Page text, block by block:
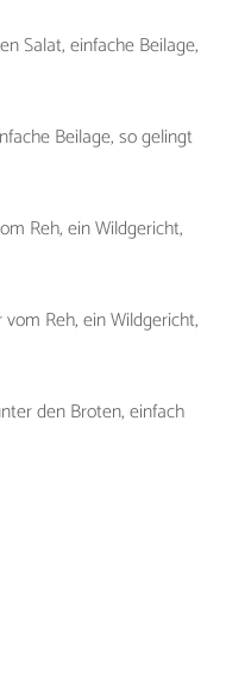
Salat, einfache Beilage,
Beilage, so gelingt
Reh, ein Wildgericht,
Reh, ein Wildgericht,
den Broten, einfach